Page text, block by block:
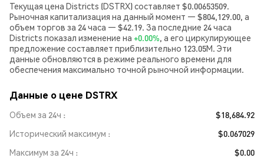
Текущая цена Districts (DSTRX) составляет $0.00653509.
Рыночная капитализация на данный момент — $804,129.00, а
объем торгов за 24 часа — $42.19. За последние 24 часа
Districts показал изменение на +0.00%, а его циркулирующее
предложение составляет приблизительно 123.05M. Эти
данные обновляются в режиме реального времени для
обеспечения максимально точной рыночной информации.
Данные о цене DSTRX
Объем за 24ч
$18,684.92
Исторический максимум
$0.067029
Максимум за 24ч
$0.00